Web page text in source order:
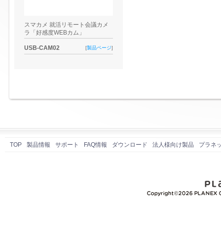
スマカメ 就活リモート会議カメ
ラ「好感度WEBカム」
USB-CAM02 [製品ページ]
TOP 製品情報 サポート FAQ情報 ダウンロード 法人様向け製品 プラネ